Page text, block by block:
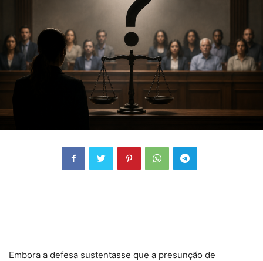
Embora a defesa sustentasse que a presunção de